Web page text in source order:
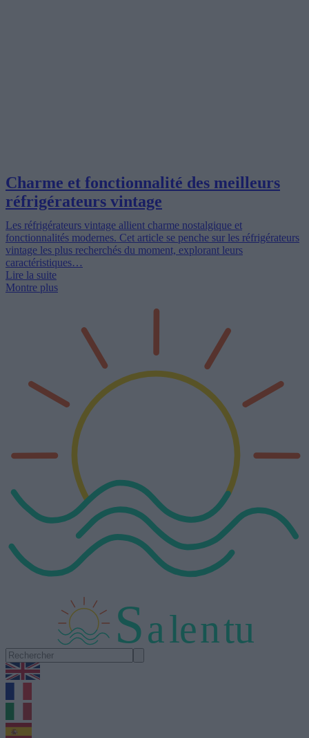
Charme et fonctionnalité des meilleurs
réfrigérateurs vintage
Les réfrigérateurs vintage allient charme nostalgique et
fonctionnalités modernes. Cet article se penche sur les réfrigérateurs
vintage les plus recherchés du moment, explorant leurs
caractéristiques…
Lire la suite
Montre plus
Salentu